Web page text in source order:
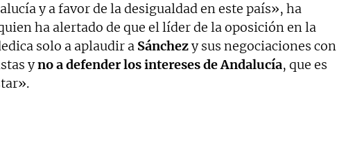
y a favor de la desigualdad en este país», ha
ha alertado de que el líder de la oposición en la
solo a aplaudir a Sánchezy sus negociaciones con
yno a defender los intereses de Andalucía, que es